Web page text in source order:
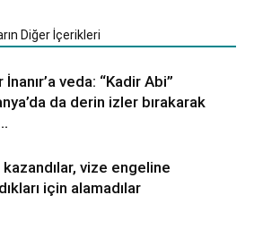
Diğer İçerikleri
İnanır’a veda: “Kadir Abi”
da derin izler bırakarak
kazandılar, vize engeline
için alamadılar